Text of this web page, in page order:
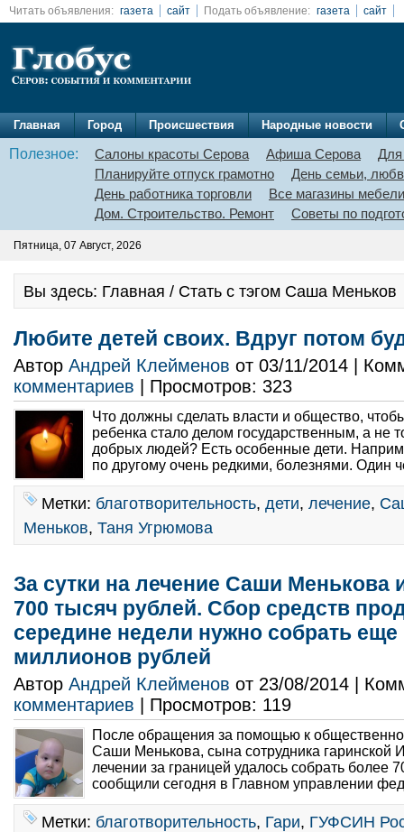
Читать объявления: газета сайт Подать объявление: газета сайт
Главная Город Происшествия Народные новости
Полезное: Салоны красоты Серова Афиша Серова
Для
Планируйте отпуск грамотно
День семьи,
День работника торговли
Все магазины мебели
Дом. Строительство. Ремонт
Советы по
Пятница, 07 Август, 2026
Вы здесь: Главная / Стать с тэгом Саша Меньков
Любите детей своих. Вдруг потом
Автор Андрей Клейменов от 03/11/2014 |
комментариев | Просмотров: 323
Что должны сделать власти и общество,
ребенка стало делом государственным, а не
добрых людей? Есть особенные дети.
по другому очень редкими, болезнями. Один
Метки: благотворительность, дети, лечение,
Меньков, Таня Угрюмова
За сутки на лечение Саши Менькова
700 тысяч рублей. Сбор средств
середине недели нужно собрать
миллионов рублей
Автор Андрей Клейменов от 23/08/2014 |
комментариев | Просмотров: 119
После обращения за помощью к
Саши Менькова, сына сотрудника гаринской
лечении за границей удалось собрать более
сообщили сегодня в Главном управлении
Метки: благотворительность, Гари, ГУФСИН